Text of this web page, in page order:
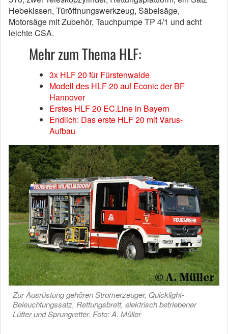
Hebekissen, Türöffnungswerkzeug, Säbelsäge,
Motorsäge mit Zubehör, Tauchpumpe TP 4/1 und acht
leichte CSA.
Mehr zum Thema HLF:
3x HLF 20 für Fürstenwalde
Modell des HLF 20 auf Econic der BF
Hannover
Erstes HLF 20 EC.Line in Bayern
Endlich: Das erste HLF 20 mit Varus-
Aufbau
Zur Ausrüstung gehören Stromerzeuger, Quicklight-
Beleuchtungssatz, Rettungsbrett, elektrisch betriebener
Lüfter und Sprungretter. Foto: A. Müller